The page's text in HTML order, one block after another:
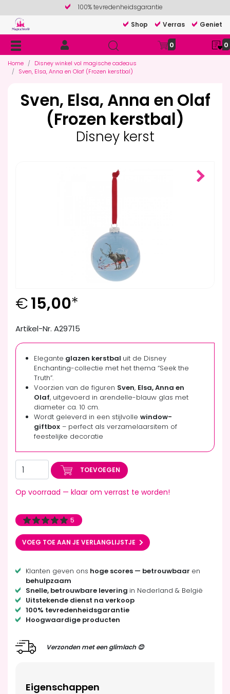
100% tevredenheidsgarantie
Shop
Verras Geniet
0 0
Home
Disney winkel vol magische cadeaus
Sven, Elsa, Anna en Olaf (Frozen kerstbal)
Sven, Elsa, Anna en Olaf
(Frozen kerstbal)
Disney kerst
€15,00*
Artikel-Nr. A29715
Elegante glazen kerstbal uit de Disney
Enchanting-collectie met het thema “Seek the
Truth”.
Voorzien van de figuren Sven, Elsa, Anna en
Olaf, uitgevoerd in arendelle-blauw glas met
diameter ca. 10 cm.
Wordt geleverd in een stijlvolle window-
giftbox – perfect als verzamelaarsitem of
feestelijke decoratie
TOEVOEGEN
Op voorraad — klaar om verrast te worden!
5
VOEG TOE AAN JE VERLANGLIJSTJE
Klanten geven ons hoge scores — betrouwbaar en
behulpzaam
Snelle, betrouwbare levering in Nederland & België
Uitstekende dienst na verkoop
100% tevredenheidsgarantie
Hoogwaardige producten
Verzonden met een glimlach 😊
Eigenschappen